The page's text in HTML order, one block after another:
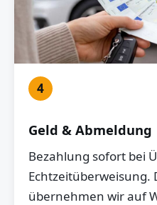
4
Geld & Abmeldung
Bezahlung sofort bei
Echtzeitüberweisung.
übernehmen wir auf